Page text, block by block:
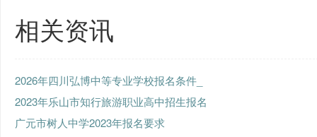
相关资讯
2026年四川弘博中等专业学校报名条件_
2023年乐山市知行旅游职业高中招生报名
广元市树人中学2023年报名要求